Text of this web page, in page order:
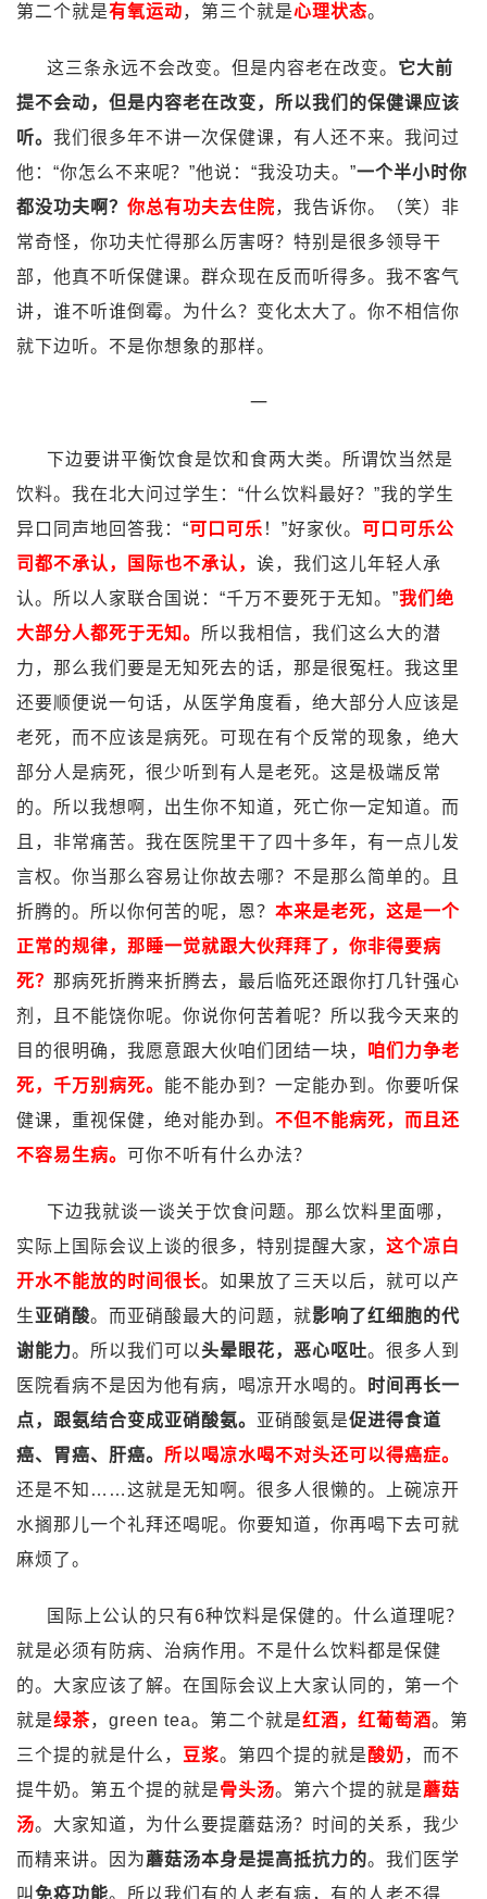
第二个就是有氧运动，第三个就是心理状态。
这三条永远不会改变。但是内容老在改变。 它大前
提不会动，但是内容老在改变，所以我们的保健课应该
听。 我们很多年不讲一次保健课，有人还不来。我问过
他：“你怎么不来呢？”他说：“我没功夫。”一个半小时你
都没功夫啊？ 你总有功夫去住院，我告诉你。（笑）非
常奇怪，你功夫忙得那么厉害呀？特别是很多领导干
部，他真不听保健课。群众现在反而听得多。我不客气
讲，谁不听谁倒霉。为什么？变化太大了。你不相信你
就下边听。不是你想象的那样。
一
下边要讲平衡饮食是饮和食两大类。所谓饮当然是
饮料。我在北大问过学生：“什么饮料最好？”我的学生
异口同声地回答我：“可口可乐 ！”好家伙。 可口可乐公
司都不承认，国际也不承认， 诶，我们这儿年轻人承
认。所以人家联合国说：“千万不要死于无知。”我们绝
大部分人都死于无知。 所以我相信，我们这么大的潜
力，那么我们要是无知死去的话，那是很冤枉。我这里
还要顺便说一句话，从医学角度看，绝大部分人应该是
老死，而不应该是病死。可现在有个反常的现象，绝大
部分人是病死，很少听到有人是老死。这是极端反常
的。所以我想啊，出生你不知道，死亡你一定知道。而
且，非常痛苦。我在医院里干了四十多年，有一点儿发
言权。你当那么容易让你故去哪？不是那么简单的。且
折腾的。所以你何苦的呢，恩？ 本来是老死，这是一个
正常的规律，那睡一觉就跟大伙拜拜了，你非得要病
死？ 那病死折腾来折腾去，最后临死还跟你打几针强心
剂，且不能饶你呢。你说你何苦着呢？所以我今天来的
目的很明确，我愿意跟大伙咱们团结一块，
咱们力争老
死，千万别病死。 能不能办到？一定能办到。你要听保
健课，重视保健，绝对能办到。 不但不能病死，而且还
不容易生病。 可你不听有什么办法？
下边我就谈一谈关于饮食问题。那么饮料里面哪，
实际上国际会议上谈的很多，特别提醒大家， 这个凉白
开水不能放的时间很长。如果放了三天以后，就可以产
生亚硝酸。而亚硝酸最大的问题，就影响了红细胞的代
谢能力。所以我们可以 头晕眼花，恶心呕吐。很多人到
医院看病不是因为他有病，喝凉开水喝的。
时间再长一
点，跟氨结合变成亚硝酸氨。 亚硝酸氨是促进得食道
癌、胃癌、肝癌。 所以喝凉水喝不对头还可以得癌症。
还是不知……这就是无知啊。很多人很懒的。上碗凉开
水搁那儿一个礼拜还喝呢。你要知道，你再喝下去可就
麻烦了。
国际上公认的只有6种饮料是保健的。什么道理呢？
就是必须有防病、治病作用。不是什么饮料都是保健
的。大家应该了解。在国际会议上大家认同的，第一个
就是绿茶，green tea。第二个就是红酒，红葡萄酒。第
三个提的就是什么，
豆浆。第四个提的就是酸奶，而不
提牛奶。第五个提的就是骨头汤。第六个提的就是蘑菇
汤。大家知道，为什么要提蘑菇汤？时间的关系，我少
而精来讲。因为蘑菇汤本身是提高抵抗力的。我们医学
叫 免疫功能。所以我们有的人老有病，有的人老不得